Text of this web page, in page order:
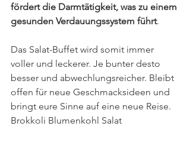
fördert die Darmtätigkeit, was zu einem
gesunden Verdauungssystem führt.
Das Salat-Buffet wird somit immer
voller und leckerer. Je bunter desto
besser und abwechlungsreicher. Bleibt
offen für neue Geschmacksideen und
bringt eure Sinne auf eine neue Reise.
Brokkoli Blumenkohl Salat